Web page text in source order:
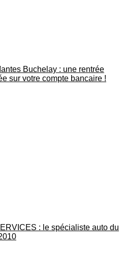
Buchelay : une rentrée
sur votre compte bancaire !
: le spécialiste auto du